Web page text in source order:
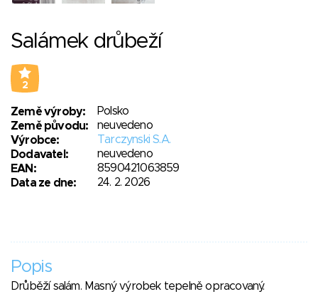
Salámek drůbeží
2
Země výroby:
Polsko
Země původu:
neuvedeno
Výrobce:
Tarczynski S.A.
Dodavatel:
neuvedeno
EAN:
8590421063859
Data ze dne:
24. 2. 2026
Popis
Drůběží salám. Masný výrobek tepelně opracovaný.